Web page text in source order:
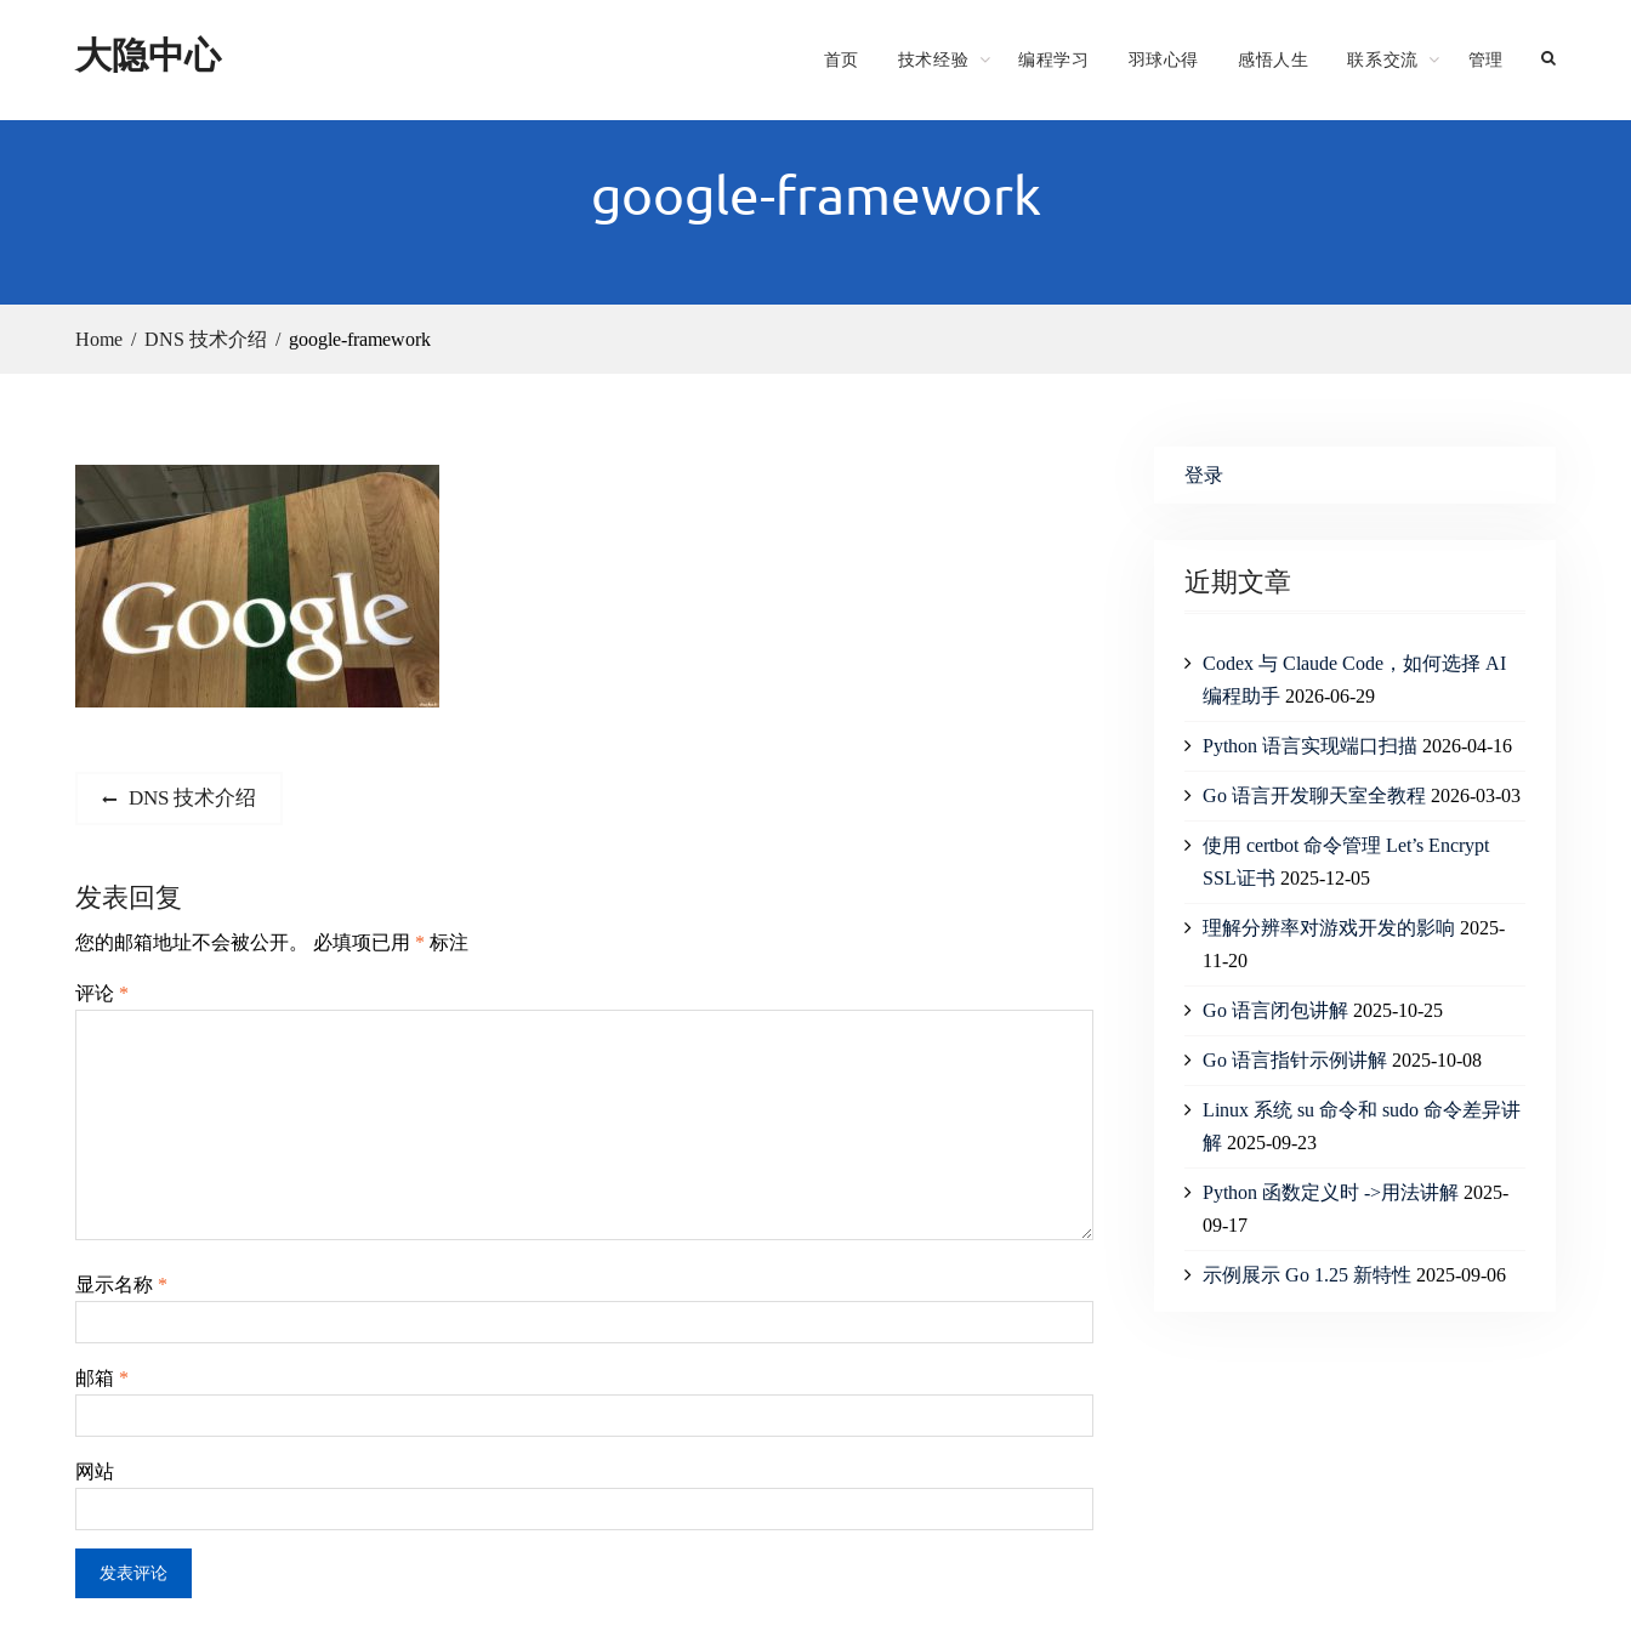
大隐中心 首页 技术经验 编程学习 羽球心得 感悟人生 联系交流 管理
google-framework
Home DNS 技术介绍 google-framework
文
导
航
Previous
DNS 技术介绍
发表回复
您的邮箱地址不会被公开。 必填项已用 * 标注
评论 *
显示名称 *
邮箱 *
网站
登录
近期文章
Codex 与 Claude Code，如何选择 AI
编程助手 2026-06-29
Python 语言实现端口扫描 2026-04-16
Go 语言开发聊天室全教程 2026-03-03
使用 certbot 命令管理 Let’s Encrypt
SSL证书 2025-12-05
理解分辨率对游戏开发的影响 2025-
11-20
Go 语言闭包讲解 2025-10-25
Go 语言指针示例讲解 2025-10-08
Linux 系统 su 命令和 sudo 命令差异讲
解 2025-09-23
Python 函数定义时 ->用法讲解 2025-
09-17
示例展示 Go 1.25 新特性 2025-09-06